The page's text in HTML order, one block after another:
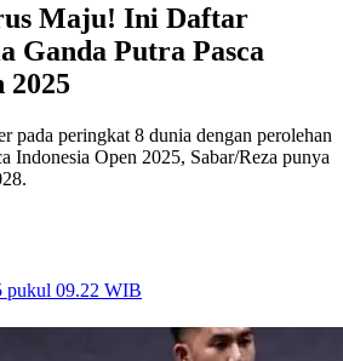
Maju! Ini Daftar
Ganda Putra Pasca
2025
pada peringkat 8 dunia dengan perolehan
Indonesia Open 2025, Sabar/Reza punya
pukul 09.22 WIB